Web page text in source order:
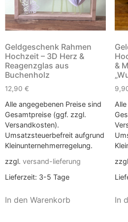
Geldgeschenk Rahmen
Hochzeit – 3D Herz &
Reagenzglas aus
Buchenholz
12,90 €
Alle angegebenen Preise sind
Gesamtpreise (ggf. zzgl.
Versandkosten).
Umsatzsteuerbefreit aufgrund
Kleinunternehmerregelung.
zzgl. versand-lieferung
Lieferzeit: 3-5 Tage
In den Warenkorb
&
In